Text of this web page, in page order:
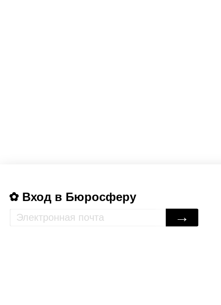
Вход в Бюросферу
→